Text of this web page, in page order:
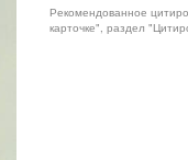
Рекомендованное
карточке", раздел